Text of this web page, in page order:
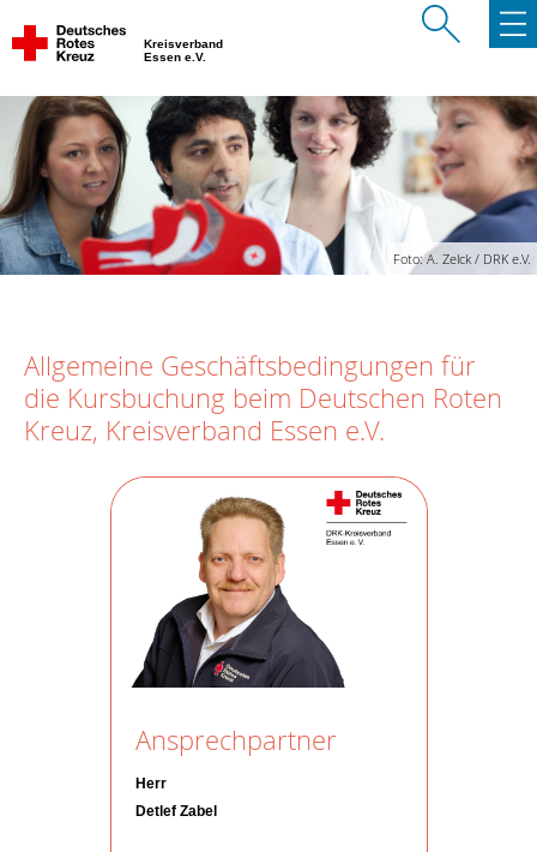
Kreisverband
Essen e.V.
Foto: A. Zelck / DRK e.V.
Allgemeine Geschäftsbedingungen für
die Kursbuchung beim Deutschen Roten
Kreuz, Kreisverband Essen e.V.
Ansprechpartner
Herr
Detlef Zabel